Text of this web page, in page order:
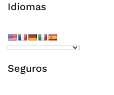
Idiomas
Seguros